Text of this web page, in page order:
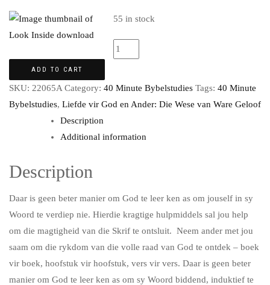
55 in stock
ADD TO CART
SKU: 22065A Category: 40 Minute Bybelstudies Tags: 40 Minute
Bybelstudies, Liefde vir God en Ander: Die Wese van Ware Geloof
Description
Additional information
Description
Daar is geen beter manier om God te leer ken as om jouself in sy
Woord te verdiep nie. Hierdie kragtige hulpmiddels sal jou help
om die magtigheid van die Skrif te ontsluit. Neem ander met jou
saam om die rykdom van die volle raad van God te ontdek – boek
vir boek, hoofstuk vir hoofstuk, vers vir vers. Daar is geen beter
manier om God te leer ken as om sy Woord biddend, induktief te